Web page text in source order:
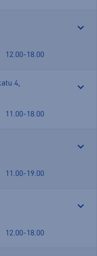
12.00-18.00
4,
11.00-18.00
11.00-19.00
12.00-18.00